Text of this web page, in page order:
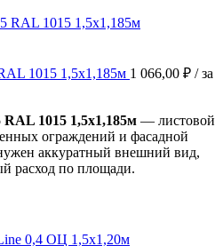
1015 1,5х1,185м 1 066,00 ₽ / за
1015 1,5х1,185м — листовой
ограждений и фасадной
аккуратный внешний вид,
расход по площади.